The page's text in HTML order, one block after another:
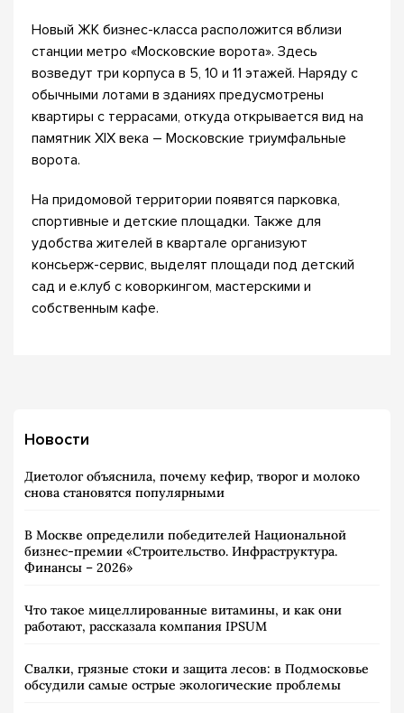
Новый ЖК бизнес-класса расположится вблизи
станции метро «Московские ворота». Здесь
возведут три корпуса в 5, 10 и 11 этажей. Наряду с
обычными лотами в зданиях предусмотрены
квартиры с террасами, откуда открывается вид на
памятник XIX века – Московские триумфальные
ворота.
На придомовой территории появятся парковка,
спортивные и детские площадки. Также для
удобства жителей в квартале организуют
консьерж-сервис, выделят площади под детский
сад и е.клуб с коворкингом, мастерскими и
собственным кафе.
Новости
Диетолог объяснила, почему кефир, творог и молоко
снова становятся популярными
В Москве определили победителей Национальной
бизнес-премии «Строительство. Инфраструктура.
Финансы – 2026»
Что такое мицеллированные витамины, и как они
работают, рассказала компания IPSUM
Свалки, грязные стоки и защита лесов: в Подмосковье
обсудили самые острые экологические проблемы